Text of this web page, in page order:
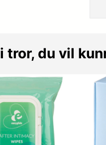
tror, du vil